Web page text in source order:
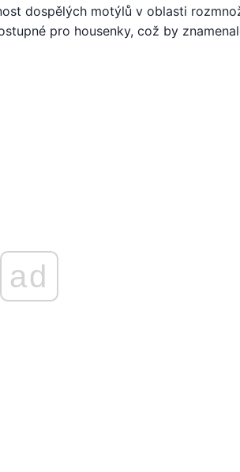
dospělých motýlů v oblasti
pro housenky, což by
ad